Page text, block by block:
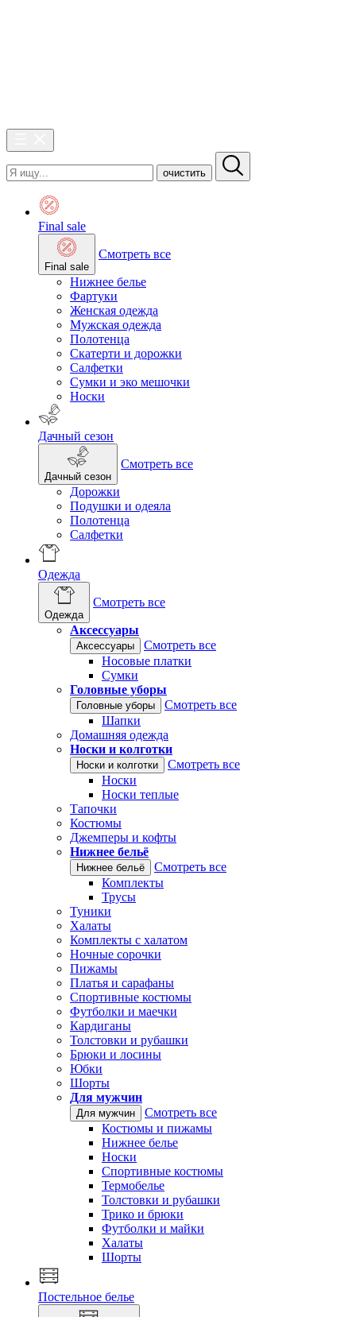
очистить
Final sale
Final sale
Смотреть все
Нижнее белье
Фартуки
Женская одежда
Мужская одежда
Полотенца
Скатерти и дорожки
Салфетки
Сумки и эко мешочки
Носки
Дачный сезон
Дачный сезон
Смотреть все
Дорожки
Подушки и одеяла
Полотенца
Салфетки
Одежда
Одежда
Смотреть все
Аксессуары
Аксессуары
Смотреть все
Носовые платки
Сумки
Головные уборы
Головные уборы
Смотреть все
Шапки
Домашняя одежда
Носки и колготки
Носки и колготки
Смотреть все
Носки
Носки теплые
Тапочки
Костюмы
Джемперы и кофты
Нижнее бельё
Нижнее бельё
Смотреть все
Комплекты
Трусы
Туники
Халаты
Комплекты с халатом
Ночные сорочки
Пижамы
Платья и сарафаны
Спортивные костюмы
Футболки и маечки
Кардиганы
Толстовки и рубашки
Брюки и лосины
Юбки
Шорты
Для мужчин
Для мужчин
Смотреть все
Костюмы и пижамы
Нижнее белье
Носки
Спортивные костюмы
Термобелье
Толстовки и рубашки
Трико и брюки
Футболки и майки
Халаты
Шорты
Постельное белье